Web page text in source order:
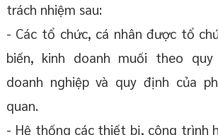
trách nhiệm sau:
- Các tổ chức, cá nhân được tổ
biến, kinh doanh muối theo
doanh nghiệp và quy định của
quan.
- Hệ thống các thiết bị, công trình